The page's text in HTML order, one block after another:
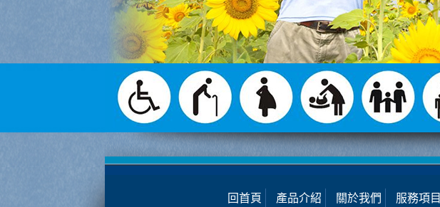
回首頁 產品介紹 關於我們 服務項目